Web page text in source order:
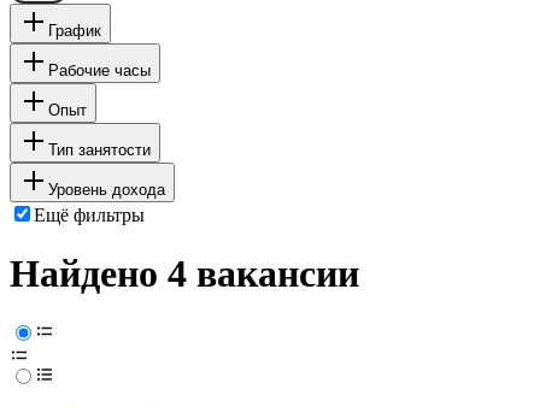
График
Рабочие часы
Опыт
Тип занятости
Уровень дохода
Ещё фильтры
Найдено 4 вакансии